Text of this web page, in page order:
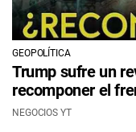
GEOPOLÍTICA
Trump sufre un
recomponer el
NEGOCIOS YT